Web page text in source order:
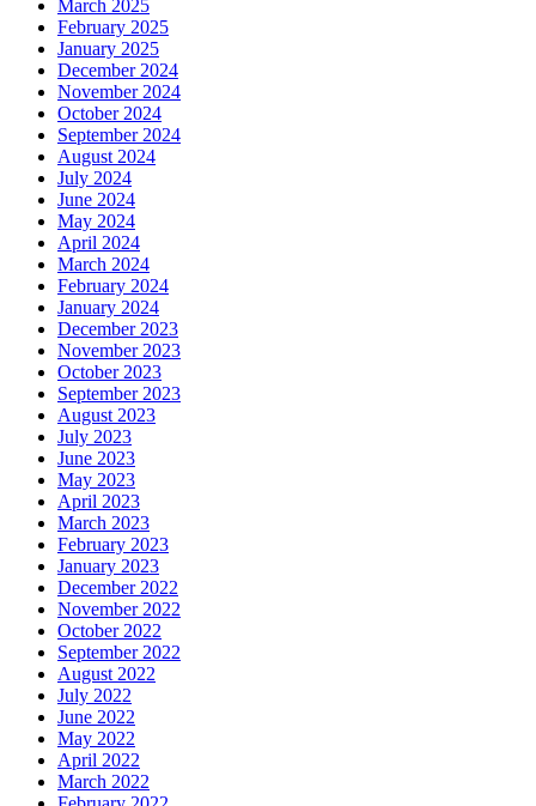
March 2025
February 2025
January 2025
December 2024
November 2024
October 2024
September 2024
August 2024
July 2024
June 2024
May 2024
April 2024
March 2024
February 2024
January 2024
December 2023
November 2023
October 2023
September 2023
August 2023
July 2023
June 2023
May 2023
April 2023
March 2023
February 2023
January 2023
December 2022
November 2022
October 2022
September 2022
August 2022
July 2022
June 2022
May 2022
April 2022
March 2022